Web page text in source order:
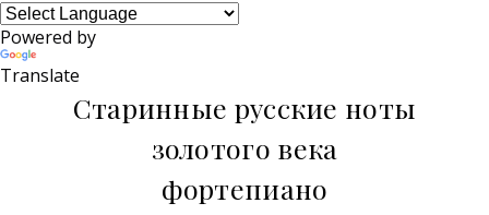
Powered by
Translate
Старинные русские ноты
золотого века
фортепиано